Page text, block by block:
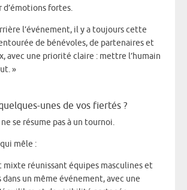
fortes.
l’événement, il y a toujours cette
de bénévoles, de partenaires et
avec une priorité claire : mettre l’humain
»
unes de vos fiertés ?
ne se résume pas à un tournoi.
mêle :
mixte réunissant équipes masculines et
un même événement, avec une